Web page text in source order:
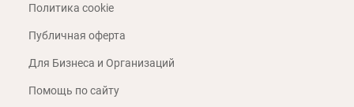
Политика cookie
Публичная оферта
Для Бизнеса и Организаций
Помощь по сайту